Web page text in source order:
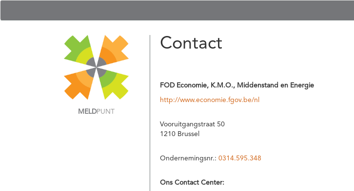
MELDPUNT
Contact
FOD Economie, K.M.O., Middenstand en Energie
http://www.economie.fgov.be/nl
Vooruitgangstraat 50
1210 Brussel
Ondernemingsnr.: 0314.595.348
Ons Contact Center: